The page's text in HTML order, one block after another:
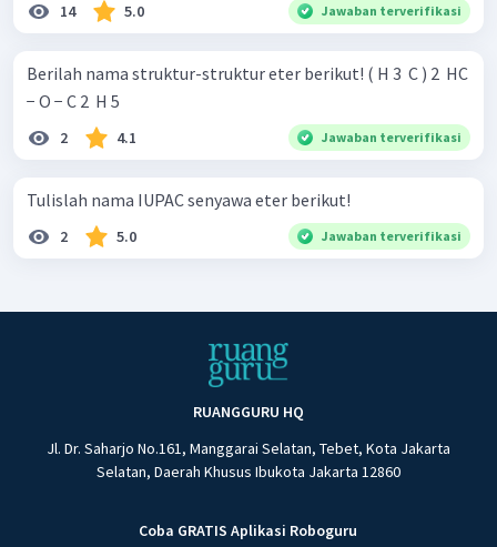
14 5.0 Jawaban terverifikasi
Berilah nama struktur-struktur eter berikut! ( H 3 ​ C ) 2 ​ HC
− O − C 2 ​ H 5 ​
2 4.1 Jawaban terverifikasi
Tulislah nama IUPAC senyawa eter berikut!
2 5.0 Jawaban terverifikasi
RUANGGURU HQ
Jl. Dr. Saharjo No.161, Manggarai Selatan, Tebet, Kota Jakarta
Selatan, Daerah Khusus Ibukota Jakarta 12860
Coba GRATIS Aplikasi Roboguru